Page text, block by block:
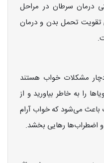
درمان سرطان در مراحل
تقویت تحمل بدن و درمان
مشکلات خواب هستند
را به خاطر بیاورید و از
می‌شود که خواب آرام
و اضطراب‌ها رهایی بخشد.